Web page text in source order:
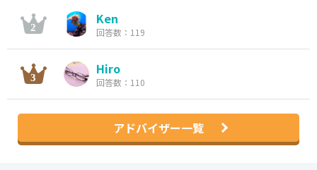
Ken
回答数：119
Hiro
回答数：110
アドバイザー一覧